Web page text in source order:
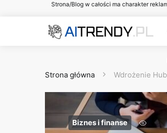
Strona/Blog w całości ma charakter
Strona główna
Wdrożenie
Biznes i finanse